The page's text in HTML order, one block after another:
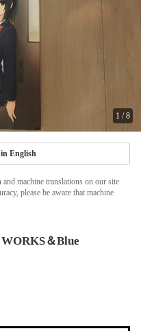
1 /8
English
machine translations on our site.
please be aware that machine
＆Blue